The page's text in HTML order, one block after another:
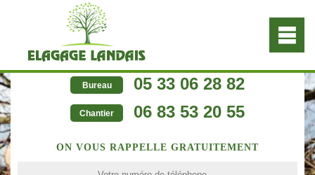
Bureau 05 33 06 28 82
Chantier 06 83 53 20 55
ON VOUS RAPPELLE GRATUITEMENT